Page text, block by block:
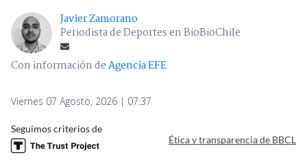
Javier Zamorano
Periodista de Deportes en BioBioChile
Con información deAgencia EFE
Viernes 07 Agosto, 2026 | 07:37
Seguimos criterios de
Ética y transparencia de BBCL